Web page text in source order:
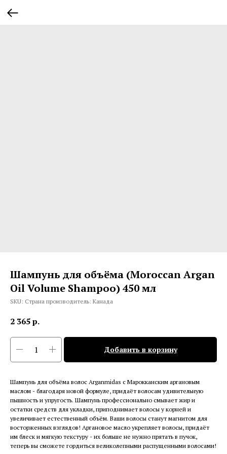
Шампунь для объёма (Moroccan Argan
Oil Volume Shampoo) 450 мл
SKU: Страна производитель: Канада
2 365р.
Добавить в корзину
Шампунь для объёма волос Arganmidas с Марокканским аргановым
маслом - благодаря новой формуле, придаёт волосам удивительную
пышность и упругость. Шампунь профессионально смывает жир и
остатки средств для укладки, приподнимает волосы у корней и
увеличивает естественный объём. Ваши волосы станут магнитом для
восторженных взглядов! Аргановое масло укрепляет волосы, придаёт
им блеск и мягкую текстуру - их больше не нужно прятать в пучок,
теперь вы сможете гордиться великолепными распущенными волосами!